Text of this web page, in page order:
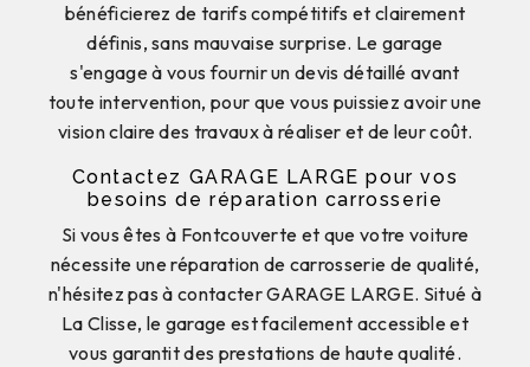
bénéficierez de tarifs compétitifs et clairement
définis, sans mauvaise surprise. Le garage
s'engage à vous fournir un devis détaillé avant
toute intervention, pour que vous puissiez avoir une
vision claire des travaux à réaliser et de leur coût.
Contactez GARAGE LARGE pour vos
besoins de réparation carrosserie
Si vous êtes à Fontcouverte et que votre voiture
nécessite une réparation de carrosserie de qualité,
n'hésitez pas à contacter GARAGE LARGE. Situé à
La Clisse, le garage est facilement accessible et
vous garantit des prestations de haute qualité.